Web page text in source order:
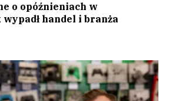
o opóźnieniach w
wypadł handel i branża